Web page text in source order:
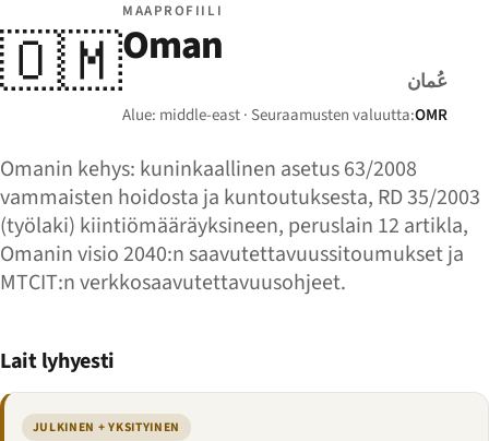
🇴🇲
MAAPROFIILI
Oman
عُمان
Alue: middle-east · Seuraamusten valuutta:OMR
Omanin kehys: kuninkaallinen asetus 63/2008
vammaisten hoidosta ja kuntoutuksesta, RD 35/2003
(työlaki) kiintiömääräyksineen, peruslain 12 artikla,
Omanin visio 2040:n saavutettavuussitoumukset ja
MTCIT:n verkkosaavutettavuusohjeet.
Lait lyhyesti
JULKINEN + YKSITYINEN